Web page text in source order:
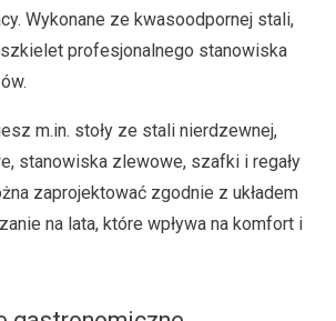
Wykonane ze kwasoodpornej stali,
profesjonalnego stanowiska
m.in. stoły ze stali nierdzewnej,
stanowiska zlewowe, szafki i regały
zaprojektować zgodnie z układem
na lata, które wpływa na komfort i